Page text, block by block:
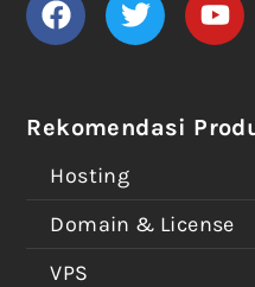
Rekomendasi
Hosting
Domain & License
VPS